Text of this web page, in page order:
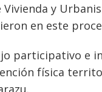
y
en este
participativo e
física